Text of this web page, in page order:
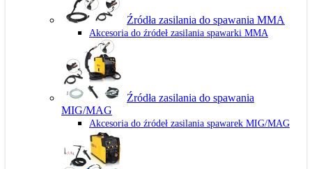
Źródła zasilania do spawania MMA
Akcesoria do źródeł zasilania spawarki MMA
Źródła zasilania do spawania
MIG/MAG
Akcesoria do źródeł zasilania spawarek MIG/MAG